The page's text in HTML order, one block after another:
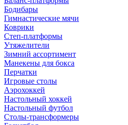
Бодибары
Гимнастические мячи
Коврики
Степ-платформы
Утяжелители
Зимний ассортимент
Манекены для бокса
Перчатки
Игровые столы
Аэрохоккей
Настольный хоккей
Настольный футбол
Столы-трансформеры